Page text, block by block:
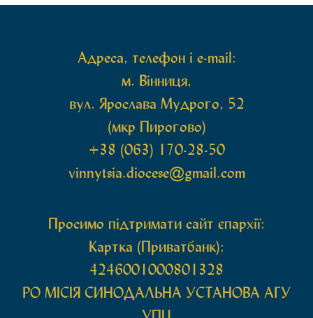
Адреса, телефон і e-mail:
м. Вінниця,
вул. Ярослава Мудрого, 52
(мкр Пирогово)
+38 (063) 170-28-50
vinnytsia.diocese@gmail.com
Просимо підтримати сайт єпархії:
Картка (Приватбанк):
4246001000801328
РО МIСIЯ СИНОДАЛЬНА УСТАНОВА АГУ